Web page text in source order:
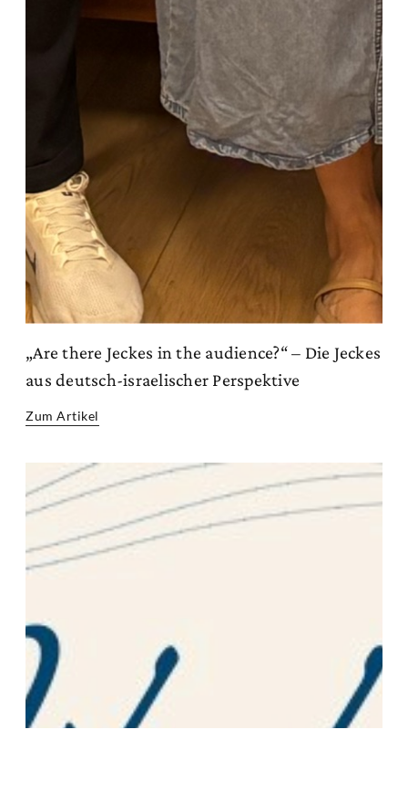
„Are there Jeckes in the audience?“ – Die Jeckes
aus deutsch-israelischer Perspektive
Zum Artikel